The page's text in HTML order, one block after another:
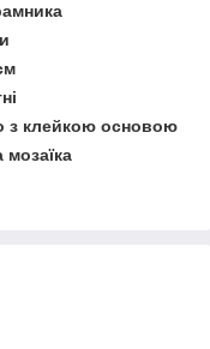
з клейкою основою